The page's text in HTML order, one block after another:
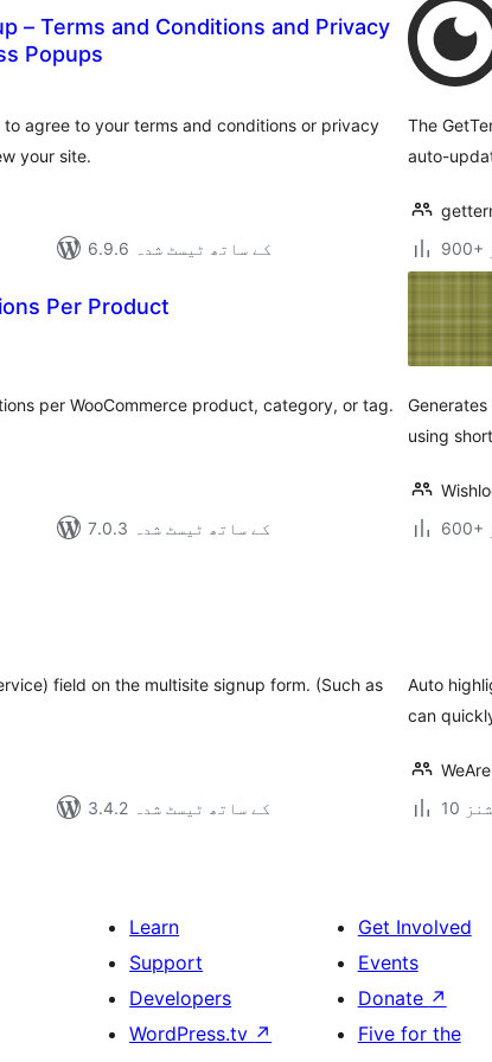
– Terms and Conditions and Privacy
Popups
to agree to your terms and conditions or privacy
your site.
6.9.6 کے ساتھ ٹیسٹ شدہ
The
auto-
Per Product
per WooCommerce product, category, or tag.
7.0.3 کے ساتھ ٹیسٹ شدہ
using
field on the multisite signup form. (Such as
3.4.2 کے ساتھ ٹیسٹ شدہ
Auto
can
Learn
Support
Developers
WordPress.tv ↗
Get Involved
Events
Donate ↗
Five for the